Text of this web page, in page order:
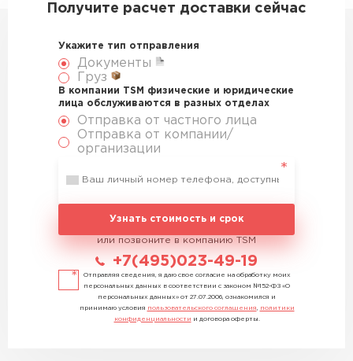
Получите расчет доставки сейчас
Укажите тип отправления
Документы
Груз
В компании TSM физические и юридические
лица обслуживаются в разных отделах
Отправка от частного лица
Отправка от компании/
организации
Узнать стоимость и срок
или позвоните в компанию TSM
+7(495)023-49-19
Отправляя сведения, я даю свое согласие на обработку моих
персональных данных в соответствии с законом №152-ФЗ «О
персональных данных» от 27.07.2006, ознакомился и
принимаю условия пользовательского соглашения
политики
конфиденциальности и договора оферты.